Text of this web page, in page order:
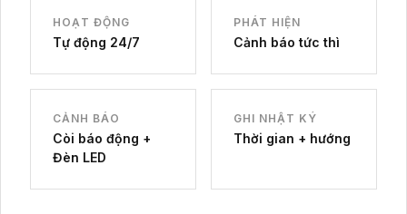
HOẠT ĐỘNG
Tự động 24/7
PHÁT HIỆN
Cảnh báo tức thì
CẢNH BÁO
Còi báo động +
Đèn LED
GHI NHẬT KÝ
Thời gian + hướng